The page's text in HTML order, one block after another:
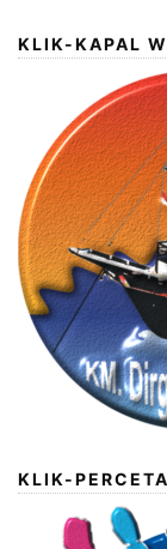
KLIK-KAPAL
KLIK-